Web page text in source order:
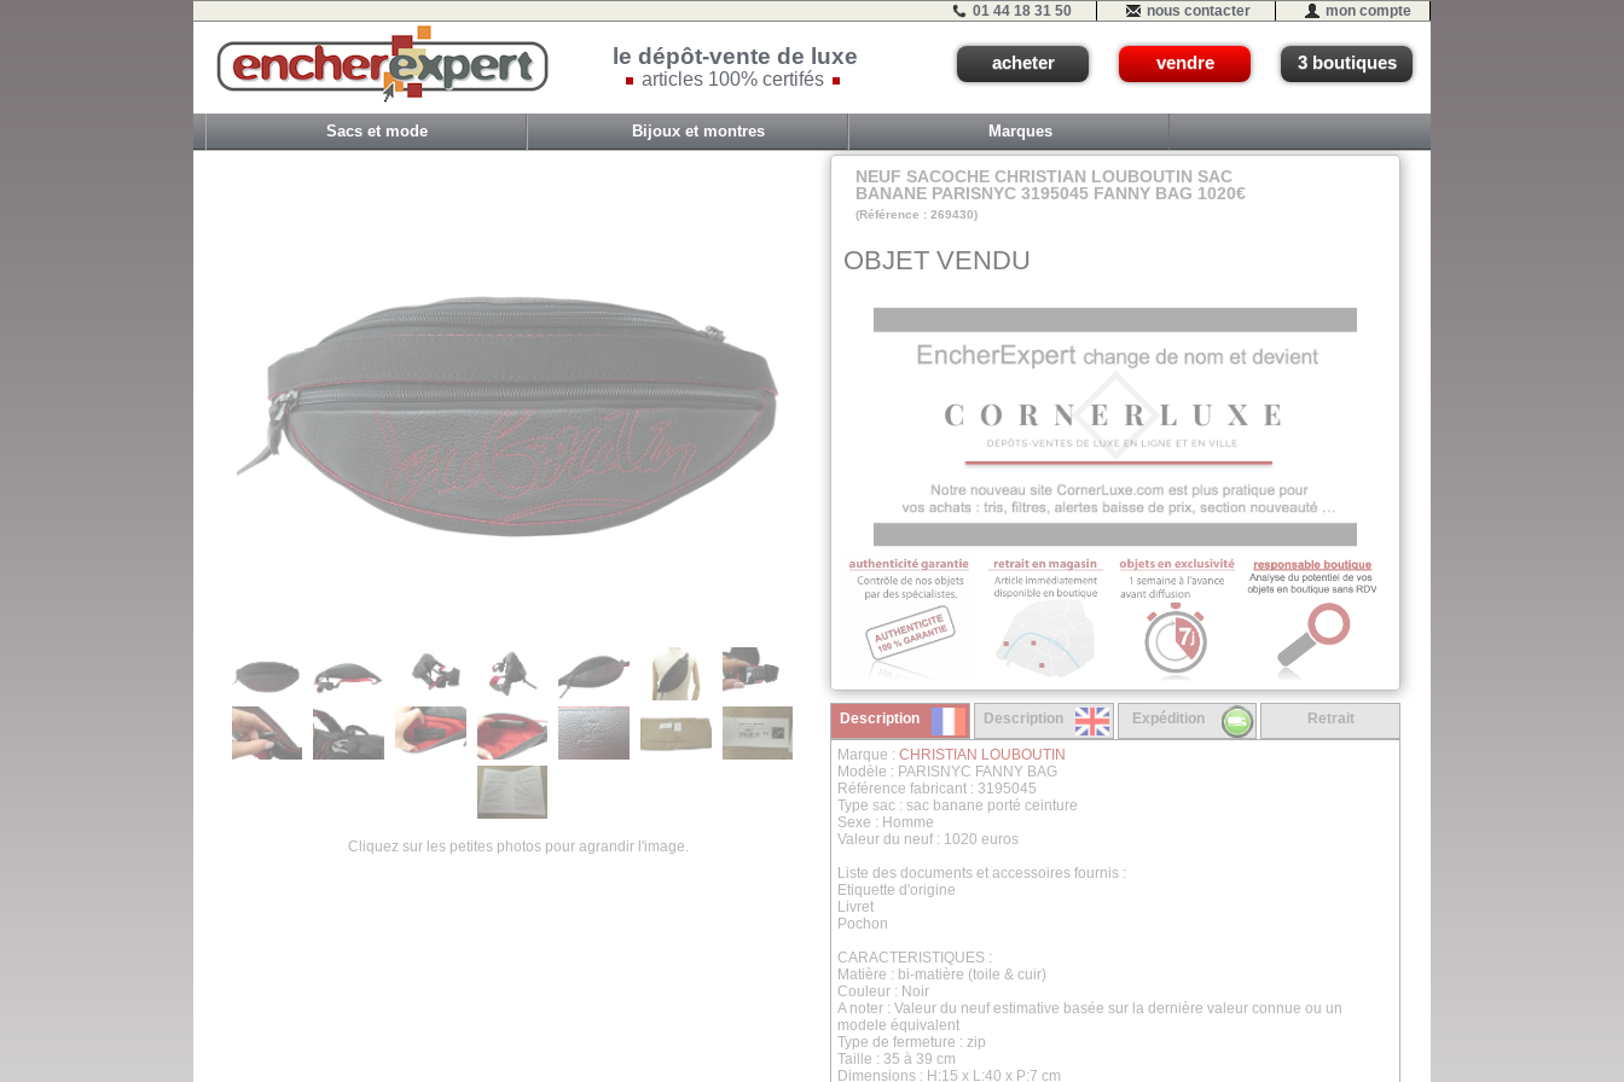
01 44 18 31 50 nous contacter mon compte
le dépôt-vente de luxe
articles 100% certifés
acheter vendre 3 boutiques
Sacs et mode Bijoux et montres Marques
Cliquez sur les petites photos pour agrandir l'image.
NEUF SACOCHE CHRISTIAN LOUBOUTIN SAC
BANANE PARISNYC 3195045 FANNY BAG 1020€
(Référence : 269430)
OBJET VENDU
Description Description Expédition Retrait
Marque : CHRISTIAN LOUBOUTIN
Modèle : PARISNYC FANNY BAG
Référence fabricant : 3195045
Type sac : sac banane porté ceinture
Sexe : Homme
Valeur du neuf : 1020 euros
Liste des documents et accessoires fournis :
Etiquette d'origine
Livret
Pochon
CARACTERISTIQUES :
Matière : bi-matière (toile & cuir)
Couleur : Noir
A noter : Valeur du neuf estimative basée sur la dernière valeur connue ou un
modele équivalent
Type de fermeture : zip
Taille : 35 à 39 cm
Dimensions : H:15 x L:40 x P:7 cm